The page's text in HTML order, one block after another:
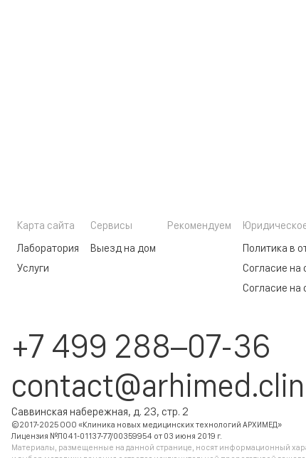
Карта сайта
Лаборатория
Услуги
Сервисы
Выезд на дом
Рекомендуем
Политика в
Согласие на
Согласие на
+7 499 288–07-36
Саввинская набережная, д. 23, стр. 2
©2017-2025 ООО «Клиника новых медицинских технологий АРХИМЕД»
Лицензия №Л041-01137-77/00359954 от 03 июня 2019 г.
Материалы, размещенные на данной странице, носят информационный